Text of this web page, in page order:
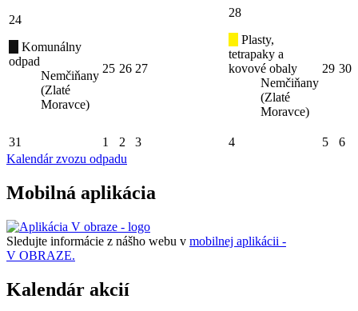
24
Komunálny
odpad
Nemčiňany
(Zlaté
Moravce)
25 26 27
28
Plasty,
tetrapaky a
kovové obaly
Nemčiňany
(Zlaté
Moravce)
29 30
31 1 2 3 4 5
6
Kalendár zvozu odpadu
Mobilná aplikácia
Sledujte informácie z nášho webu v mobilnej aplikácii -
V OBRAZE.
Kalendár akcií